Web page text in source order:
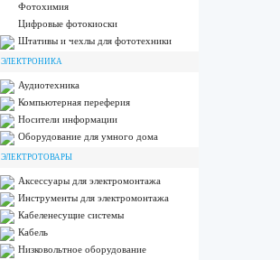
Фотохимия
Цифровые фотокиоски
Штативы и чехлы для фототехники
ЭЛЕКТРОНИКА
Аудиотехника
Компьютерная переферия
Носители информации
Оборудование для умного дома
ЭЛЕКТРОТОВАРЫ
Аксессуары для электромонтажа
Инструменты для электромонтажа
Кабеленесущие системы
Кабель
Низковольтное оборудование